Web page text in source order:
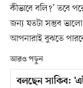
কীভাবে বলি?’ তবে
জন্য যতটা সম্ভব
আপনারাই বুঝতে
আরও পড়ুন
বলছেন সাকিব: